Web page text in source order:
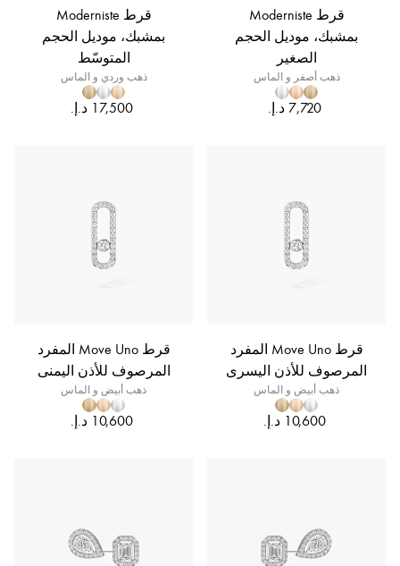
قرط Moderniste
بمشبك، موديل الحجم
الصغير
ذهب أصفر و الماس
قرط Moderniste
بمشبك، موديل الحجم
المتوسّط
ذهب وردي و الماس
قرط Move Uno المفرد
المرصوف للأذن اليسرى
ذهب أبيض و الماس
قرط Move Uno المفرد
المرصوف للأذن اليمنى
ذهب أبيض و الماس